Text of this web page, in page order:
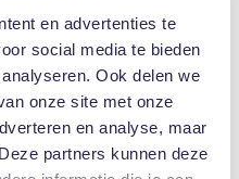
en advertenties te
social media te bieden
Ook delen we
onze site met onze
en analyse, maar
partners kunnen deze